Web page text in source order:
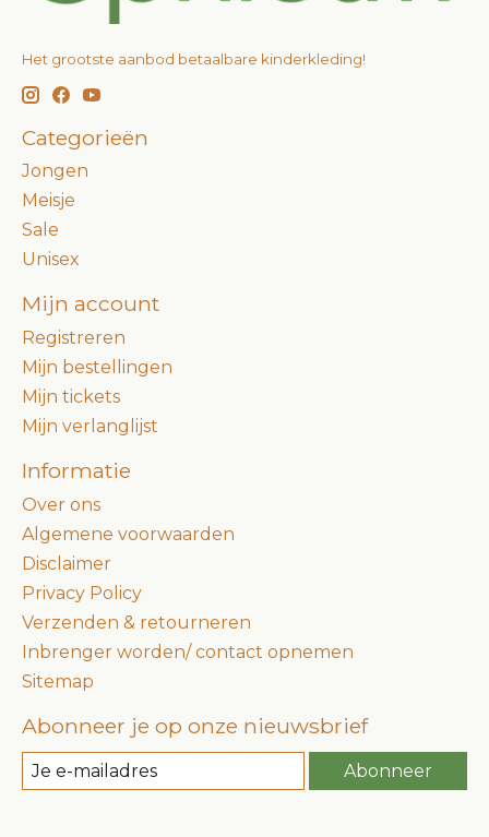
Het grootste aanbod betaalbare kinderkleding!
Categorieën
Jongen
Meisje
Sale
Unisex
Mijn account
Registreren
Mijn bestellingen
Mijn tickets
Mijn verlanglijst
Informatie
Over ons
Algemene voorwaarden
Disclaimer
Privacy Policy
Verzenden & retourneren
Inbrenger worden/ contact opnemen
Sitemap
Abonneer je op onze nieuwsbrief
Abonneer